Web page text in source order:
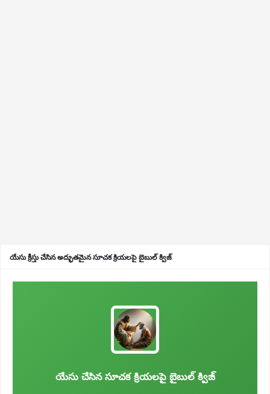
యేసు క్రీస్తు చేసిన అద్భుతమైన సూచక క్రియలపై బైబుల్ క్విజ్
యేసు చేసిన సూచక క్రియలపై బైబుల్ క్విజ్